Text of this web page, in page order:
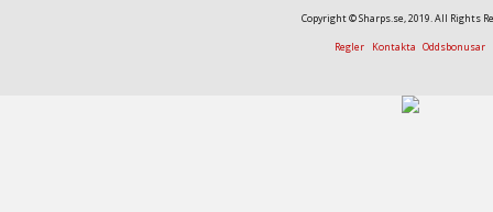
Copyright © Sharps.se, 2019. All Rights
Regler Kontakta Oddsbonusar